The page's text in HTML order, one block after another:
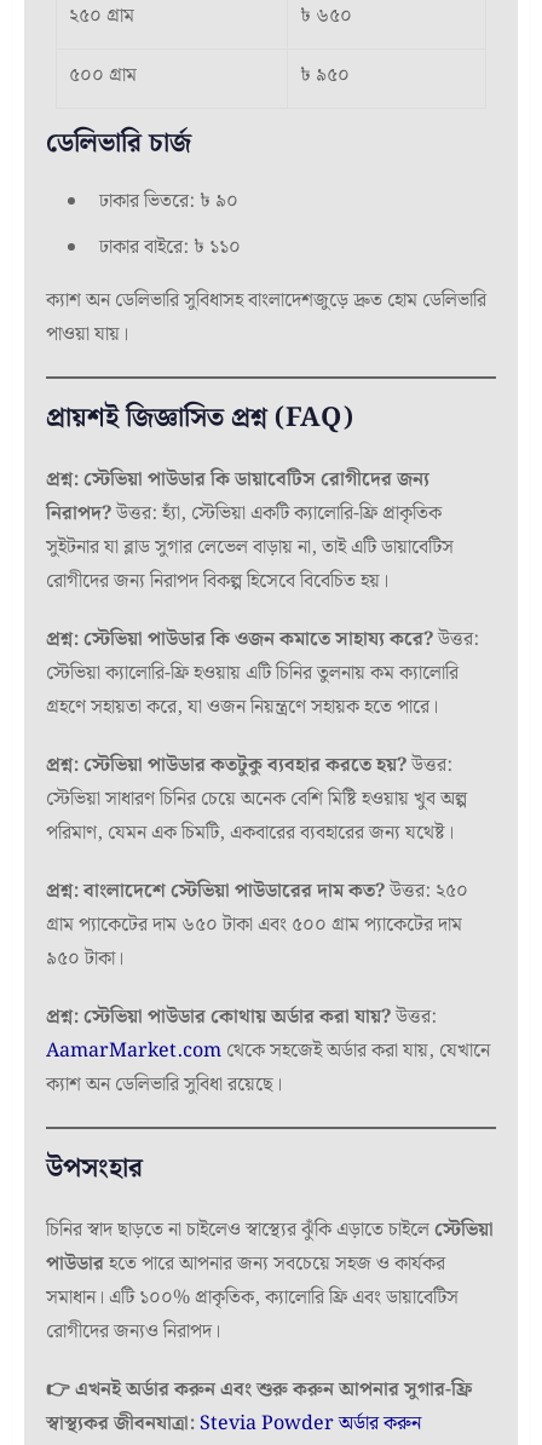
২৫০ গ্রাম
৳ ৬৫০
৫০০ গ্রাম
৳ ৯৫০
ডেলিভারি চার্জ
ঢাকার ভিতরে: ৳ ৯০
ঢাকার বাইরে: ৳ ১১০
ক্যাশ অন ডেলিভারি সুবিধাসহ বাংলাদেশজুড়ে দ্রুত হোম ডেলিভারি
পাওয়া যায়।
প্রায়শই জিজ্ঞাসিত প্রশ্ন (FAQ)
প্রশ্ন: স্টেভিয়া পাউডার কি ডায়াবেটিস রোগীদের জন্য
নিরাপদ?উত্তর: হ্যাঁ, স্টেভিয়া একটি ক্যালোরি-ফ্রি প্রাকৃতিক
সুইটনার যা ব্লাড সুগার লেভেল বাড়ায় না, তাই এটি ডায়াবেটিস
রোগীদের জন্য নিরাপদ বিকল্প হিসেবে বিবেচিত হয়।
প্রশ্ন: স্টেভিয়া পাউডার কি ওজন কমাতে সাহায্য করে?উত্তর:
স্টেভিয়া ক্যালোরি-ফ্রি হওয়ায় এটি চিনির তুলনায় কম ক্যালোরি
গ্রহণে সহায়তা করে, যা ওজন নিয়ন্ত্রণে সহায়ক হতে পারে।
প্রশ্ন: স্টেভিয়া পাউডার কতটুকু ব্যবহার করতে হয়?উত্তর:
স্টেভিয়া সাধারণ চিনির চেয়ে অনেক বেশি মিষ্টি হওয়ায় খুব অল্প
পরিমাণ, যেমন এক চিমটি, একবারের ব্যবহারের জন্য যথেষ্ট।
প্রশ্ন: বাংলাদেশে স্টেভিয়া পাউডারের দাম কত?উত্তর: ২৫০
গ্রাম প্যাকেটের দাম ৬৫০ টাকা এবং ৫০০ গ্রাম প্যাকেটের দাম
৯৫০ টাকা।
প্রশ্ন: স্টেভিয়া পাউডার কোথায় অর্ডার করা যায়?উত্তর:
AamarMarket.com থেকে সহজেই অর্ডার করা যায়, যেখানে
ক্যাশ অন ডেলিভারি সুবিধা রয়েছে।
উপসংহার
চিনির স্বাদ ছাড়তে না চাইলেও স্বাস্থ্যের ঝুঁকি এড়াতে চাইলেস্টেভিয়া
পাউডারহতে পারে আপনার জন্য সবচেয়ে সহজ ও কার্যকর
সমাধান। এটি ১০০% প্রাকৃতিক, ক্যালোরি ফ্রি এবং ডায়াবেটিস
রোগীদের জন্যও নিরাপদ।
👉 এখনই অর্ডার করুন এবং শুরু করুন আপনার সুগার-ফ্রি
স্বাস্থ্যকর জীবনযাত্রা:Stevia Powder অর্ডার করুন